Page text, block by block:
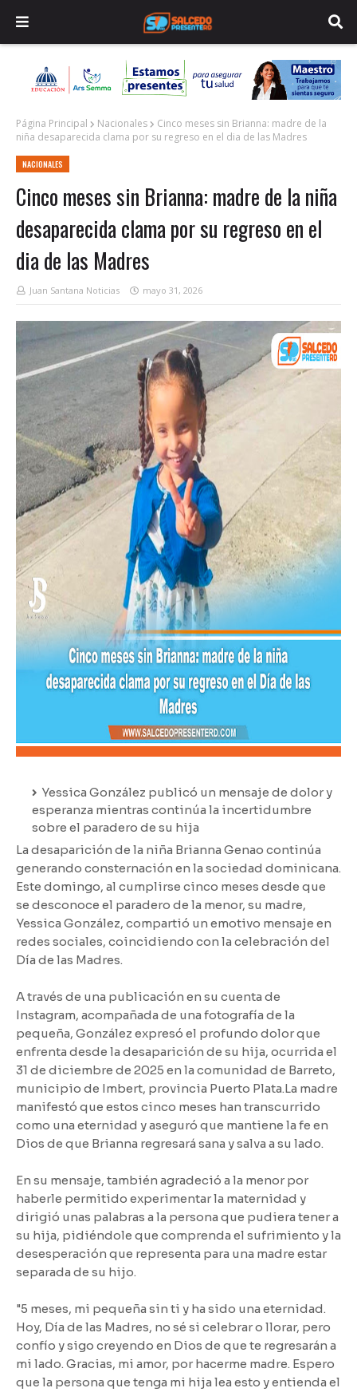
Página Principal Nacionales
Cinco meses sin Brianna: madre de la
niña desaparecida clama por su regreso en el dia de las Madres
NACIONALES
Cinco meses sin Brianna: madre de la niña
desaparecida clama por su regreso en el
dia de las Madres
Juan Santana Noticias mayo 31, 2026
Yessica González publicó un mensaje de dolor y
esperanza mientras continúa la incertidumbre
sobre el paradero de su hija
La desaparición de la niña Brianna Genao continúa
generando consternación en la sociedad dominicana.
Este domingo, al cumplirse cinco meses desde que
se desconoce el paradero de la menor, su madre,
Yessica González, compartió un emotivo mensaje en
redes sociales, coincidiendo con la celebración del
Día de las Madres.
A través de una publicación en su cuenta de
Instagram, acompañada de una fotografía de la
pequeña, González expresó el profundo dolor que
enfrenta desde la desaparición de su hija, ocurrida el
31 de diciembre de 2025 en la comunidad de Barreto,
municipio de Imbert, provincia Puerto Plata.La madre
manifestó que estos cinco meses han transcurrido
como una eternidad y aseguró que mantiene la fe en
Dios de que Brianna regresará sana y salva a su lado.
En su mensaje, también agradeció a la menor por
haberle permitido experimentar la maternidad y
dirigió unas palabras a la persona que pudiera tener a
su hija, pidiéndole que comprenda el sufrimiento y la
desesperación que representa para una madre estar
separada de su hijo.
"5 meses, mi pequeña sin ti y ha sido una eternidad.
Hoy, Día de las Madres, no sé si celebrar o llorar, pero
confío y sigo creyendo en Dios de que te regresarán a
mi lado. Gracias, mi amor, por hacerme madre. Espero
que la persona que tenga mi hija lea esto y entienda el